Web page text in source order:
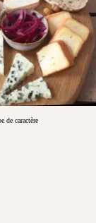
de caractère